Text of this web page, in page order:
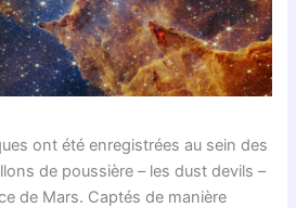
ont été enregistrées au sein des
de poussière – les dust devils –
de Mars. Captés de manière